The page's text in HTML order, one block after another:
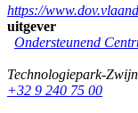
https://
uitgever
Ondersteunend
Technologiepark-
+32 9 240 75 00